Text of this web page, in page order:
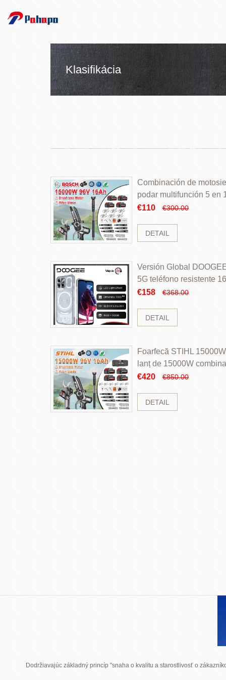
Klasifikácia
Combinación de
podar multifunción 5 en
€110
€300.00
DETAIL
Versión Global
5G teléfono resistente
ROM Mediatek
€158 €368.00
DETAIL
Foarfecă STIHL
lanț de 15000W
perii și baterie cu li
€420 €850.00
DETAIL
Dodržiavajúc základný princíp "snaha o kvalitu a starostlivosť o